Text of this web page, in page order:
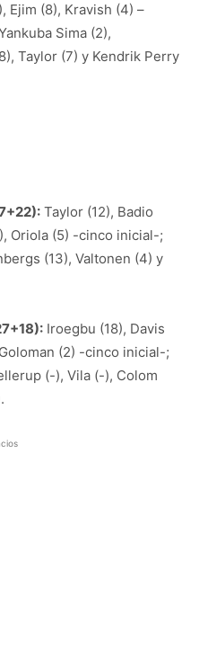
Ejim (8), Kravish (4) –
Sima (2),
Taylor (7) y Kendrik Perry
Taylor (12), Badio
Oriola (5) -cinco inicial-;
(13), Valtonen (4) y
Iroegbu (18), Davis
(2) -cinco inicial-;
(-), Vila (-), Colom